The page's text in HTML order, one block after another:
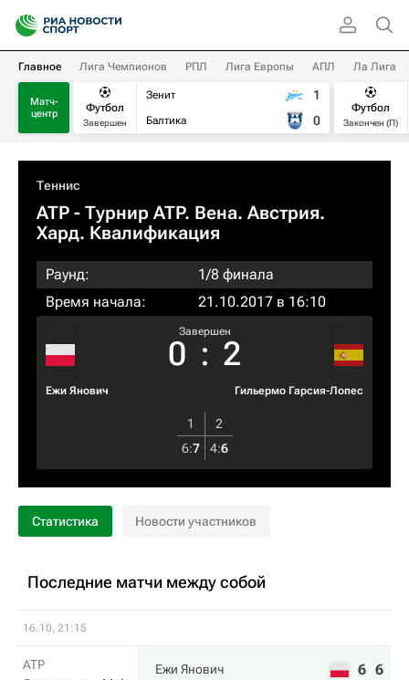
Главное Лига Чемпионов РПЛ Лига Европы АПЛ Ла Лига
Матч-
центр
Футбол
Завершен
Зенит
Балтика
1
0
Футбол
Закончен (П)
Теннис
ATP - Турнир ATP. Вена. Австрия.
Хард. Квалификация
Раунд:
1/8 финала
Время начала:
21.10.2017 в 16:10
Ежи Янович
Завершен
0 : 2
Гильермо Гарсия-Лопес
1
2
6:7 4:6
Статистика Новости участников
Последние матчи между собой
16.10, 21:15
ATP
Ежи Янович 6 6